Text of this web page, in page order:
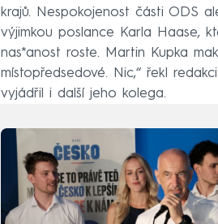
krajů. Nespokojenost části ODS
výjimkou poslance Karla Haase,
nas*anost roste. Martin Kupka
místopředsedové. Nic,“ řekl
vyjádřil i další jeho kolega.